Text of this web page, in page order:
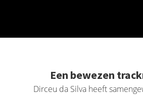
Een bewezen
Dirceu da Silva heeft